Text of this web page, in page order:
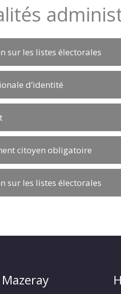
MAZERAY
sur les listes électorales
d’identité
citoyen obligatoire
sur les listes électorales